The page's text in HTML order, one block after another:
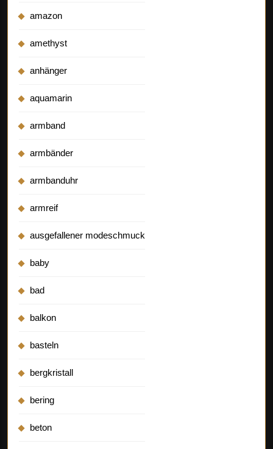
amazon
amethyst
anhänger
aquamarin
armband
armbänder
armbanduhr
armreif
ausgefallener modeschmuck
baby
bad
balkon
basteln
bergkristall
bering
beton